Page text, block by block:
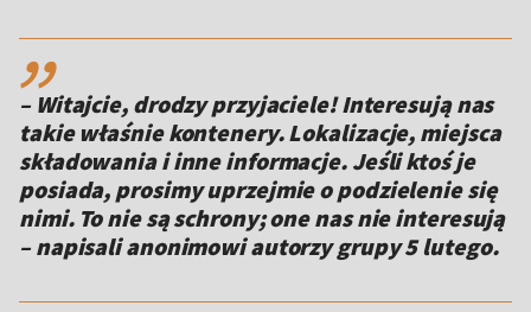
,,
– Witajcie, drodzy przyjaciele! Interesują nas
takie właśnie kontenery. Lokalizacje, miejsca
składowania i inne informacje. Jeśli ktoś je
posiada, prosimy uprzejmie o podzielenie się
nimi. To nie są schrony; one nas nie interesują
– napisali anonimowi autorzy grupy 5 lutego.